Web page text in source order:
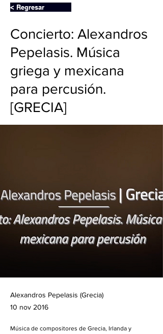
< Regresar
Concierto: Alexandros
Pepelasis. Música
griega y mexicana
para percusión.
[GRECIA]
Alexandros Pepelasis (Grecia)
10 nov 2016
Música de compositores de Grecia, Irlanda y